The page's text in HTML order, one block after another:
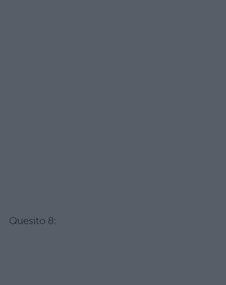
Quesito 8: